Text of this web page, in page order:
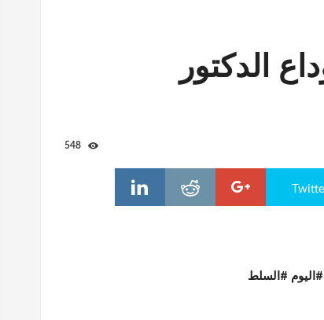
الدكتور
#اليوم #السلط